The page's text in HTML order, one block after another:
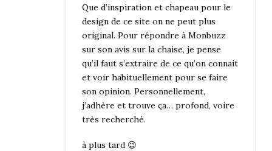
Que d’inspiration et chapeau pour le
design de ce site on ne peut plus
original. Pour répondre à Monbuzz
sur son avis sur la chaise, je pense
qu’il faut s’extraire de ce qu’on connait
et voir habituellement pour se faire
son opinion. Personnellement,
j’adhère et trouve ça… profond, voire
très recherché.
à plus tard 😉